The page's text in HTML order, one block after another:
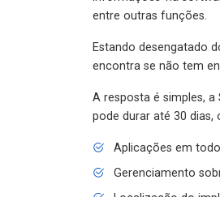
entre outras funções.
Estando desengatado
encontra se não tem
A resposta é simples,
pode durar até 30
Aplicações em
Gerenciamento
Localização do